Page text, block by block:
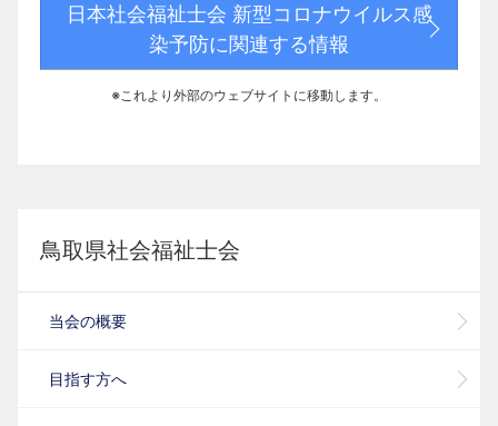
日本社会福祉士会 新型コロナウイルス感
染予防に関連する情報
※これより外部のウェブサイトに移動します。
鳥取県社会福祉士会
当会の概要
目指す方へ